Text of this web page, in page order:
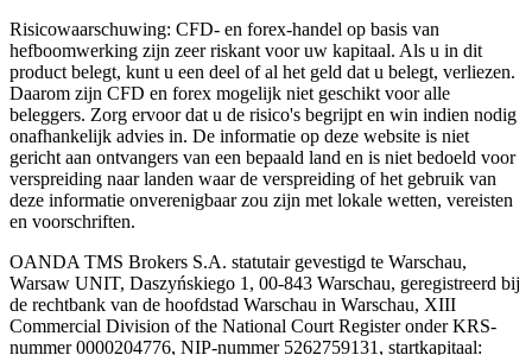
Risicowaarschuwing: CFD- en forex-handel op basis van
hefboomwerking zijn zeer riskant voor uw kapitaal. Als u in dit
product belegt, kunt u een deel of al het geld dat u belegt, verliezen.
Daarom zijn CFD en forex mogelijk niet geschikt voor alle
beleggers. Zorg ervoor dat u de risico's begrijpt en win indien nodig
onafhankelijk advies in. De informatie op deze website is niet
gericht aan ontvangers van een bepaald land en is niet bedoeld voor
verspreiding naar landen waar de verspreiding of het gebruik van
deze informatie onverenigbaar zou zijn met lokale wetten, vereisten
en voorschriften.
OANDA TMS Brokers S.A. statutair gevestigd te Warschau,
Warsaw UNIT, Daszyńskiego 1, 00-843 Warschau, geregistreerd bij
de rechtbank van de hoofdstad Warschau in Warschau, XIII
Commercial Division of the National Court Register onder KRS-
nummer 0000204776, NIP-nummer 5262759131, startkapitaal: